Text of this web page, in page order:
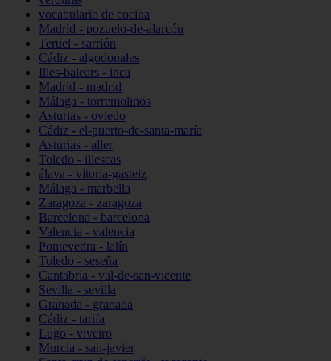
vocabulario de cocina
Madrid - pozuelo-de-alarcón
Teruel - sarrión
Cádiz - algodonales
Illes-balears - inca
Madrid - madrid
Málaga - torremolinos
Asturias - oviedo
Cádiz - el-puerto-de-santa-maría
Asturias - aller
Toledo - illescas
álava - vitoria-gasteiz
Málaga - marbella
Zaragoza - zaragoza
Barcelona - barcelona
Valencia - valencia
Pontevedra - lalín
Toledo - seseña
Cantabria - val-de-san-vicente
Sevilla - sevilla
Granada - granada
Cádiz - tarifa
Lugo - viveiro
Murcia - san-javier